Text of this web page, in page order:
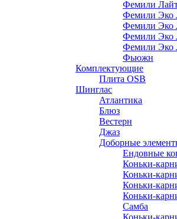
Фемили
Фемили Эко
Фемили Эко
Фемили Эко
Фемили Эко
Фьюжн
Комплектующие
Плита OSB
Шинглас
Атлантика
Блюз
Вестерн
Джаз
Доборные
Ендовные
Коньки-
Коньки-
Коньки-
Коньки-
Самба
Коньки-